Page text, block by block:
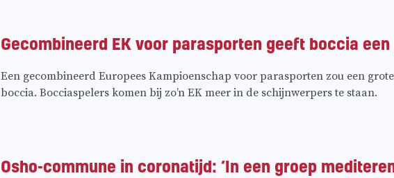
Gecombineerd EK voor parasporten geeft boccia
Een gecombineerd Europees Kampioenschap voor parasporten zou een
boccia. Bocciaspelers komen bij zo’n EK meer in de schijnwerpers te staan.
Osho-commune in coronatijd: ‘In een groep